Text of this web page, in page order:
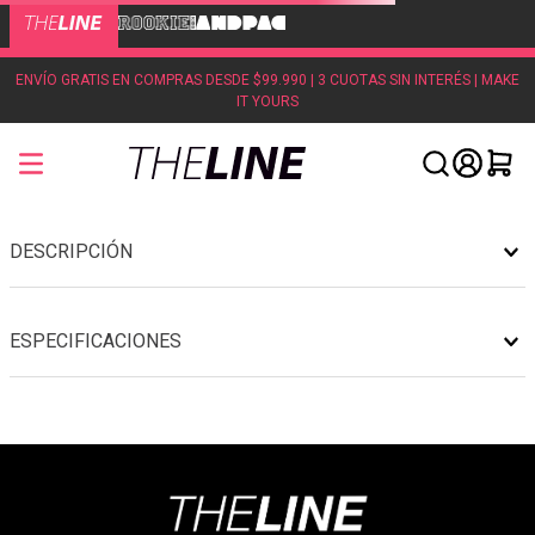
ENVÍO GRATIS EN COMPRAS DESDE $99.990 | 3 CUOTAS SIN INTERÉS | MAKE
IT YOURS
DESCRIPCIÓN
ESPECIFICACIONES